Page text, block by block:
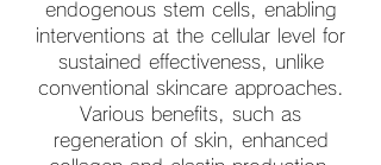
endogenous stem cells, enabling
interventions at the cellular level for
sustained effectiveness, unlike
conventional skincare approaches.
Various benefits, such as
regeneration of skin, enhanced